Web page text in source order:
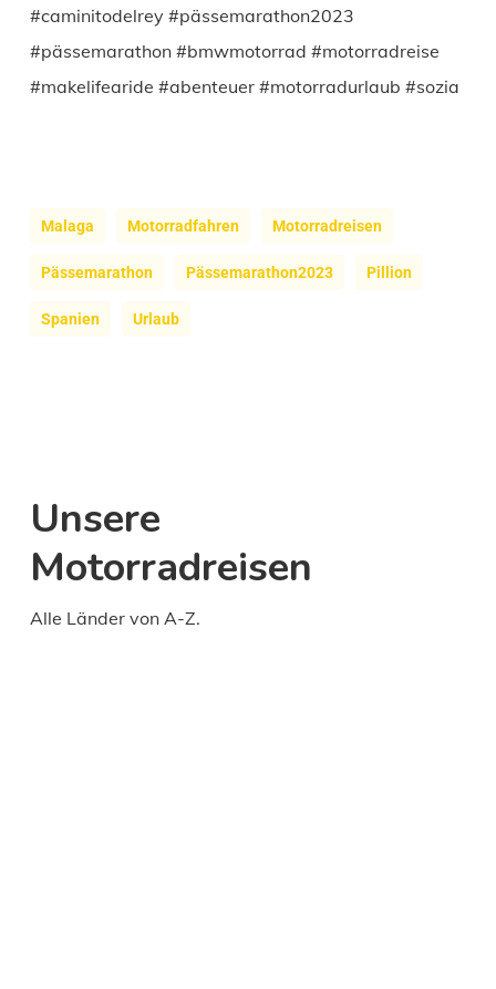
#caminitodelrey #pässemarathon2023
#pässemarathon #bmwmotorrad #motorradreise
#makelifearide #abenteuer #motorradurlaub #sozia
Malaga Motorradfahren Motorradreisen
Pässemarathon Pässemarathon2023 Pillion
Spanien Urlaub
Unsere
Motorradreisen
Alle Länder von A-Z.